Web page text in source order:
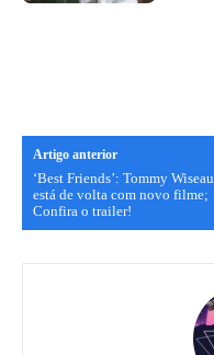
Artigo anterior
‘Best Friends’: Tommy Wiseau
está de volta com novo filme;
Confira o trailer!